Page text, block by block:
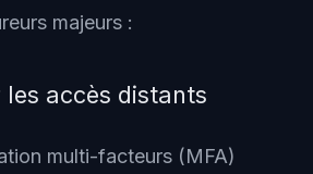
majeurs :
les accès distants
multi-facteurs (MFA)